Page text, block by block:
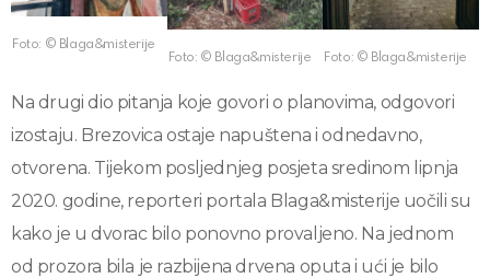
Foto: © Blaga&misterije
Foto: © Blaga&misterije Foto: © Blaga&misterije
Na drugi dio pitanja koje govori o planovima, odgovori
izostaju. Brezovica ostaje napuštena i odnedavno,
otvorena. Tijekom posljednjeg posjeta sredinom lipnja
2020. godine, reporteri portala Blaga&misterije uočili su
kako je u dvorac bilo ponovno provaljeno. Na jednom
od prozora bila je razbijena drvena oputa i ući je bilo